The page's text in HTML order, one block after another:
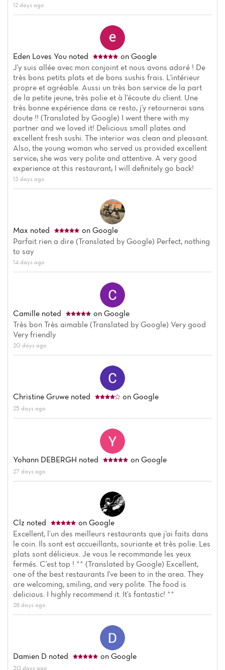
12 days ago
Eden Loves You noted
on Google
J'y suis allée avec mon conjoint et nous avons adoré ! De
très bons petits plats et de bons sushis frais. L'intérieur
propre et agréable. Aussi un très bon service de la part
de la petite jeune, très polie et à l'écoute du client. Une
très bonne expérience dans ce resto, j'y retournerai sans
doute !! (Translated by Google) I went there with my
partner and we loved it! Delicious small plates and
excellent fresh sushi. The interior was clean and pleasant.
Also, the young woman who served us provided excellent
service; she was very polite and attentive. A very good
experience at this restaurant; I will definitely go back!
13 days ago
Max noted
on Google
Parfait rien a dire (Translated by Google) Perfect, nothing
to say
14 days ago
Camille noted
on Google
Très bon Très aimable (Translated by Google) Very good
Very friendly
20 days ago
Christine Gruwe noted on Google
25 days ago
Yohann DEBERGH noted on Google
27 days ago
Clz noted
on Google
Excellent, l’un des meilleurs restaurants que j’ai faits dans
le coin. Ils sont est accueillants, souriante et très polie. Les
plats sont délicieux. Je vous le recommande les yeux
fermés. C’est top ! ^^ (Translated by Google) Excellent,
one of the best restaurants I've been to in the area. They
are welcoming, smiling, and very polite. The food is
delicious. I highly recommend it. It's fantastic! ^^
28 days ago
Damien D noted on Google
30 days ago
Home
News
Menu
Reviews